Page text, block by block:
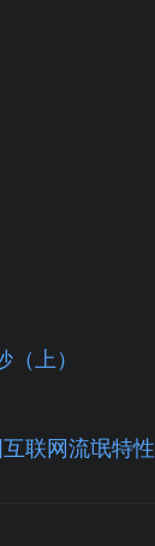
上）
联网流氓特性